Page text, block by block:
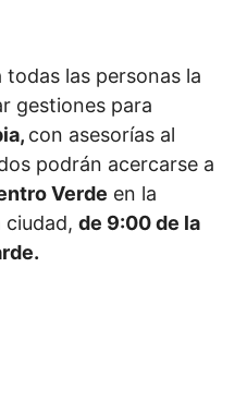
las personas la
gestiones para
con asesorías al
podrán acercarse a
Verde en la
ciudad, de 9:00 de la